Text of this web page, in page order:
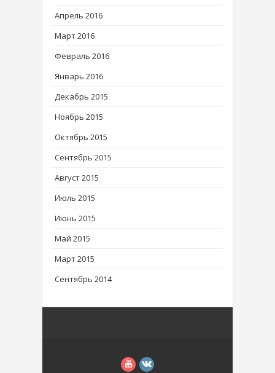
Апрель 2016
Март 2016
Февраль 2016
Январь 2016
Декабрь 2015
Ноябрь 2015
Октябрь 2015
Сентябрь 2015
Август 2015
Июль 2015
Июнь 2015
Май 2015
Март 2015
Сентябрь 2014